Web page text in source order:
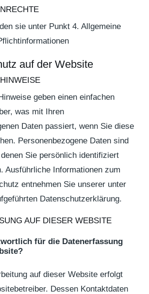
sie unter Punkt 4. Allgemeine
auf der Website
geben einen einfachen
was mit Ihren
Daten passiert, wenn Sie diese
Personenbezogene Daten sind
Sie persönlich identifiziert
Ausführliche Informationen zum
entnehmen Sie unserer unter
Datenschutzerklärung.
AUF DIESER WEBSITE
für die Datenerfassung
auf dieser Website erfolgt
Dessen Kontaktdaten